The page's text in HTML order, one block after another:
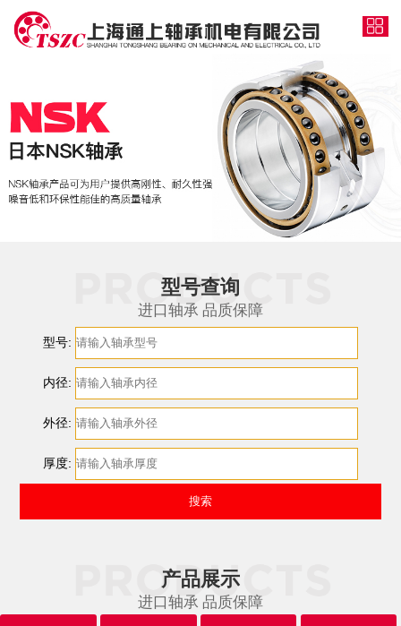
型号查询
进口轴承 品质保障
型号:
内径:
外径:
厚度:
产品展示
进口轴承 品质保障